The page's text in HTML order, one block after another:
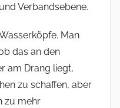
Verbandsebene.
Man
das an den
am Drang liegt,
zu schaffen, aber
zu mehr